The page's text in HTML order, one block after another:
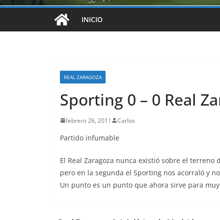
INICIO
REAL ZARAGOZA
Sporting 0 – 0 Real
febrero 26, 2011 Carlos
Partido infumable
El Real Zaragoza nunca existió sobre el
pero en la segunda el Sporting nos acorraló y
Un punto es un punto que ahora sirve para